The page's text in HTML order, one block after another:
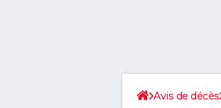
Avis de décès